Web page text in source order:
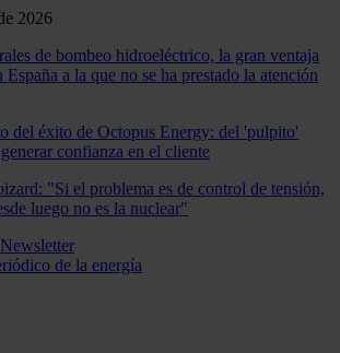
2026
de bombeo hidroeléctrico, la gran ventaja
España a la que no se ha prestado la atención
del éxito de Octopus Energy: del 'pulpito'
confianza en el cliente
"Si el problema es de control de tensión,
luego no es la nuclear"